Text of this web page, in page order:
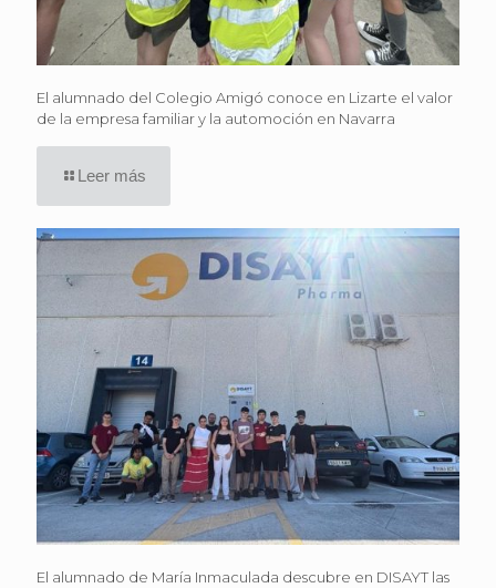
El alumnado del Colegio Amigó conoce en Lizarte el valor
de la empresa familiar y la automoción en Navarra
Leer más
El alumnado de María Inmaculada descubre en DISAYT las